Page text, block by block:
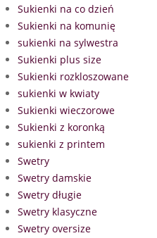
Sukienki na co dzień
Sukienki na komunię
sukienki na sylwestra
Sukienki plus size
Sukienki rozkloszowane
sukienki w kwiaty
Sukienki wieczorowe
Sukienki z koronką
sukienki z printem
Swetry
Swetry damskie
Swetry długie
Swetry klasyczne
Swetry oversize